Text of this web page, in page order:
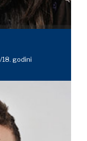
godini